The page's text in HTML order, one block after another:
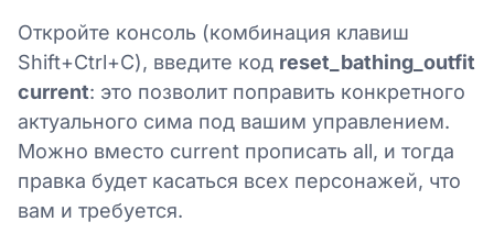
Откройте консоль (комбинация клавиш
Shift+Ctrl+C), введите код reset_bathing_outfit
current: это позволит поправить конкретного
актуального сима под вашим управлением.
Можно вместо current прописать all, и тогда
правка будет касаться всех персонажей, что
вам и требуется.